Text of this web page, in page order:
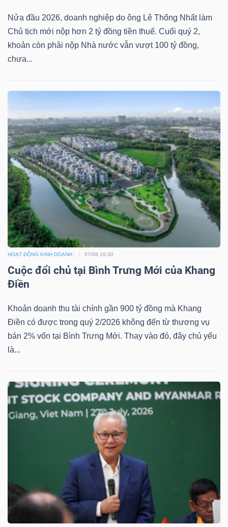
Nửa đầu 2026, doanh nghiệp do ông Lê Thống Nhất làm
Chủ tịch mới nộp hơn 2 tỷ đồng tiền thuế. Cuối quý 2,
khoản còn phải nộp Nhà nước vẫn vượt 100 tỷ đồng,
chưa...
HOẠT ĐỘNG KINH DOANH 07/08 10:30
Cuộc đổi chủ tại Bình Trưng Mới của Khang
Điền
Khoản doanh thu tài chính gần 900 tỷ đồng mà Khang
Điền có được trong quý 2/2026 không đến từ thương vụ
bán 2% vốn tại Bình Trưng Mới. Thay vào đó, đây chủ yếu
là...
(-)
Báo
(-)
Thuật
ngữ
(-)
Dịch
vụ
(-)
Đào
chính
tư